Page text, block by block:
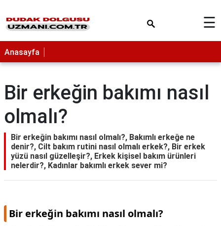
☰
Anasayfa
Bir erkeğin bakımı nasıl
olmalı?
Bir erkeğin bakımı nasıl olmalı?, Bakımlı erkeğe ne
denir?, Cilt bakım rutini nasıl olmalı erkek?, Bir erkek
yüzü nasıl güzelleşir?, Erkek kişisel bakım ürünleri
nelerdir?, Kadınlar bakımlı erkek sever mi?
Bir erkeğin bakımı nasıl olmalı?